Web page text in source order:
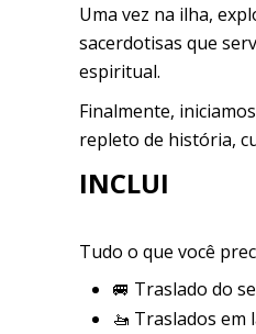
Uma vez na ilha,
sacerdotisas que
espiritual.
Finalmente,
repleto de história,
INCLUI
Tudo o que você
🚐 Traslado do
🚤 Traslados em